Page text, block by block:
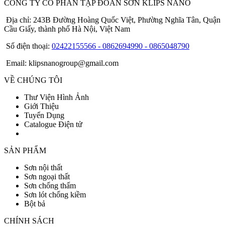
CÔNG TY CỔ PHẦN TẬP ĐOÀN SƠN KLIPS NANO
Địa chỉ: 243B Đường Hoàng Quốc Việt, Phường Nghĩa Tân, Quận
Cầu Giấy, thành phố Hà Nội, Việt Nam
Số điện thoại: 02422155566 - 0862694990 - 0865048790
Email: klipsnanogroup@gmail.com
VỀ CHÚNG TÔI
Thư Viện Hình Ảnh
Giới Thiệu
Tuyển Dụng
Catalogue Điện tử
SẢN PHẨM
Sơn nội thất
Sơn ngoại thất
Sơn chống thấm
Sơn lót chống kiềm
Bột bả
CHÍNH SÁCH